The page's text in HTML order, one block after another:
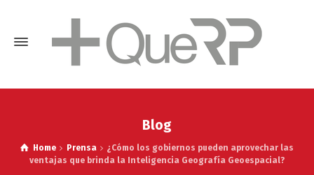
Blog
Home Prensa
¿Cómo los gobiernos pueden aprovechar las
ventajas que brinda la Inteligencia Geografía Geoespacial?